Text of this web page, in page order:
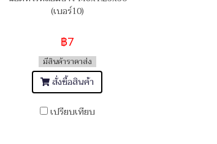
(เบอร์10)
฿7
มีสินค้าราคาส่ง
สั่งซื้อสินค้า
เปรียบเทียบ